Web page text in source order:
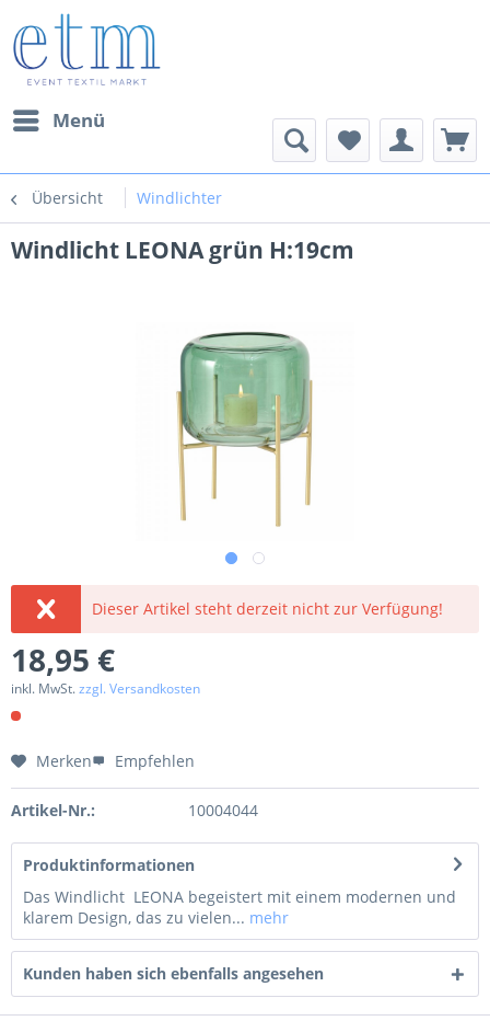
Menü
Übersicht Windlichter
Windlicht LEONA grün H:19cm
Dieser Artikel steht derzeit nicht zur Verfügung!
18,95 €
inkl. MwSt.zzgl. Versandkosten
Merken Empfehlen
Artikel-Nr.: 10004044
Produktinformationen
Das Windlicht LEONA begeistert mit einem modernen und
klarem Design, das zu vielen... mehr
Kunden haben sich ebenfalls angesehen